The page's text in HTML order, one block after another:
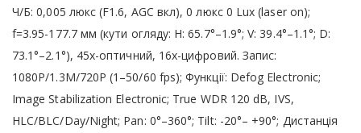
Ч/Б: 0,005 люкс (F1.6, AGC вкл), 0 люкс 0 Lux (laser on);
f=3.95-177.7 мм (кути огляду: H: 65.7°–1.9°; V: 39.4°–1.1°; D:
73.1°–2.1°), 45x-оптичний, 16х-цифровий. Запис:
1080P/1.3M/720P (1–50/60 fps); Функції: Defog Electronic;
Image Stabilization Electronic; True WDR 120 dB, IVS,
HLC/BLC/Day/Night; Pan: 0°–360°; Tilt: -20°– +90°; Дистанція